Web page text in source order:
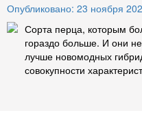
Опубликовано: 23 ноября
Сорта перца, которым
гораздо больше. И они
лучше новомодных
совокупности